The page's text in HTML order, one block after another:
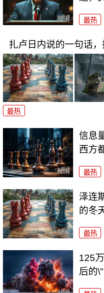
最热
扎卢日内说的一句话
最热
信息
西方
最热
泽连
的冬
最热
125
后的